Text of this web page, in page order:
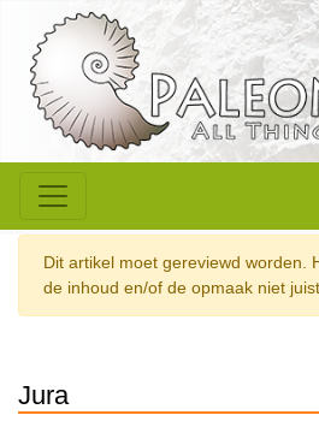
Dit artikel moet gereviewd worden.
de inhoud en/of de opmaak niet
Jura